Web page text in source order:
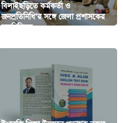
বিলাইছড়িতে কর্মকর্তা ও
জনপ্রতিনিধি’র সঙ্গে জেলা প্রশাসকের
মতবিনিময়